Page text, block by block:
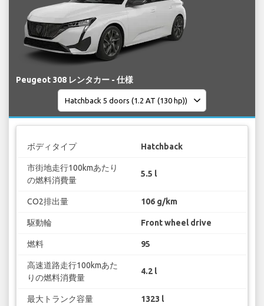
Peugeot 308 レンタカー - 仕様
ボディタイプ Hatchback
市街地走行100kmあたり
の燃料消費量
5.5 l
CO2排出量 106 g/km
駆動輪 Front wheel drive
燃料 95
高速道路走行100kmあた
りの燃料消費量
4.2 l
最大トランク容量 1323 l